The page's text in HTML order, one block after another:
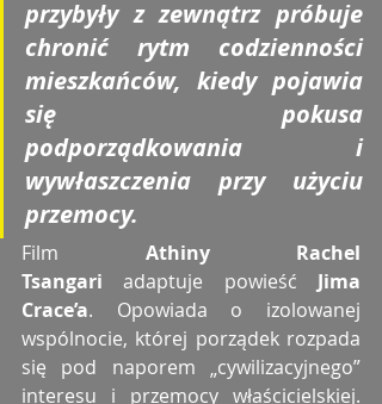
przybyły z zewnątrz próbuje
chronić rytm codzienności
mieszkańców, kiedy pojawia
się pokusa
podporządkowania i
wywłaszczenia przy użyciu
przemocy.
Film Athiny Rachel
Tsangari adaptuje powieść Jima
Crace’a. Opowiada o izolowanej
wspólnocie, której porządek rozpada
się pod naporem „cywilizacyjnego”
interesu i przemocy właścicielskiej.